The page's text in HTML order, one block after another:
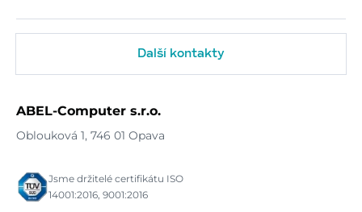
Další kontakty
ABEL-Computer s.r.o.
Oblouková 1, 746 01 Opava
Jsme držitelé certifikátu ISO
14001:2016, 9001:2016